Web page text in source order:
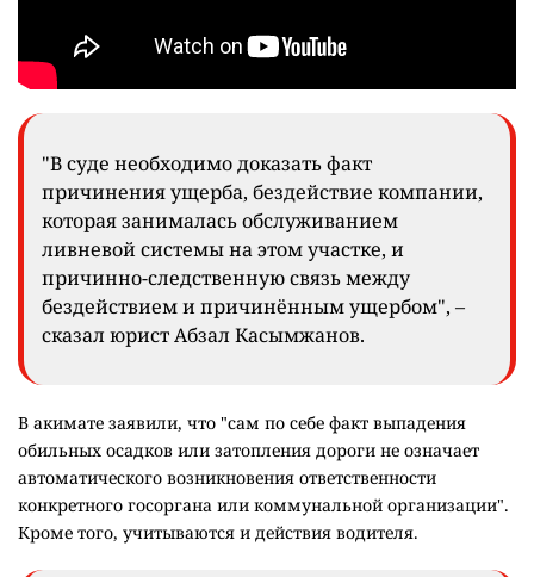
"В суде необходимо доказать факт
причинения ущерба, бездействие компании,
которая занималась обслуживанием
ливневой системы на этом участке, и
причинно-следственную связь между
бездействием и причинённым ущербом", –
сказал юрист Абзал Касымжанов.
В акимате заявили, что "сам по себе факт выпадения
обильных осадков или затопления дороги не означает
автоматического возникновения ответственности
конкретного госоргана или коммунальной организации".
Кроме того, учитываются и действия водителя.